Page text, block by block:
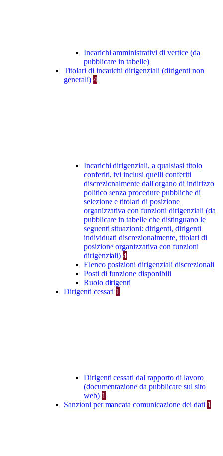
Incarichi amministrativi di vertice (da
pubblicare in tabelle)
Titolari di incarichi dirigenziali (dirigenti non
generali) 4
Incarichi dirigenziali, a qualsiasi titolo
conferiti, ivi inclusi quelli conferiti
discrezionalmente dall'organo di indirizzo
politico senza procedure pubbliche di
selezione e titolari di posizione
organizzativa con funzioni dirigenziali (da
pubblicare in tabelle che distinguano le
seguenti situazioni: dirigenti, dirigenti
individuati discrezionalmente, titolari di
posizione organizzativa con funzioni
dirigenziali) 4
Elenco posizioni dirigenziali discrezionali
Posti di funzione disponibili
Ruolo dirigenti
Dirigenti cessati 1
Dirigenti cessati dal rapporto di lavoro
(documentazione da pubblicare sul sito
web) 1
Sanzioni per mancata comunicazione dei dati 1